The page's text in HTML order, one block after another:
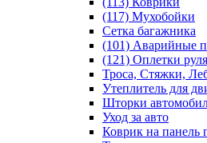
(117) Мухобойки
Сетка багажника
(101) Аварийные
(121) Оплетки руля
Троса, Стяжки,
Утеплитель для
Шторки
Уход за авто
Коврик на панель